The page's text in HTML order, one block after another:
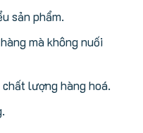
sản phẩm.
mà không nuối
lượng hàng hoá.